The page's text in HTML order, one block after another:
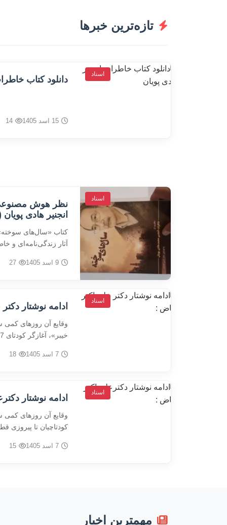
تازه‌ترین خبرها
اسناد
دانلود کتاب
15 اسد 1405 14
اسناد
نظر هوش
انجنیر هادی
کتاب «سال‌های سوخته»
آثار زندگی‌نامه‌ای و
9 اسد 1405 27
اسناد
ادامه نوشتار
وقایع آن روزهای کمی
خیبر»، آغازگر کودتای 7 ثور؛ گفته…
7 اسد 1405 18
اسناد
ادامه نوشتار
وقایع آن روزهای
کودتاچیان تا
7 اسد 1405 15
مهمترین اخبار